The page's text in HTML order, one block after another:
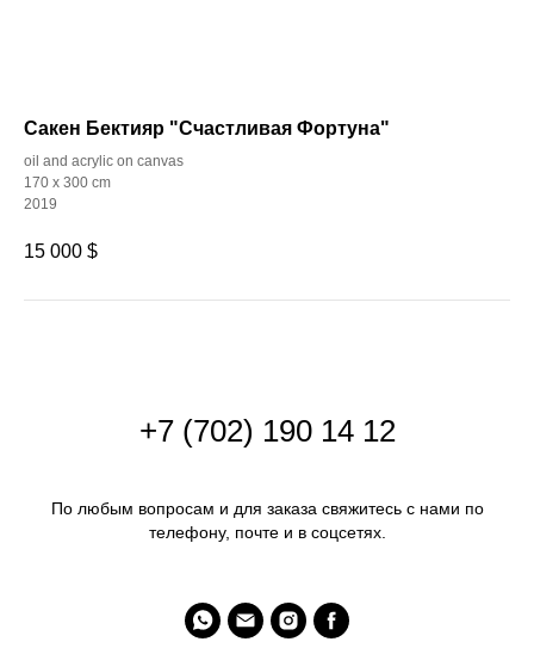
Сакен Бектияр "Счастливая Фортуна"
oil and acrylic on canvas
170 x 300 cm
2019
15 000 $
+7 (702) 190 14 12
По любым вопросам и для заказа свяжитесь с нами по
телефону, почте и в соцсетях.